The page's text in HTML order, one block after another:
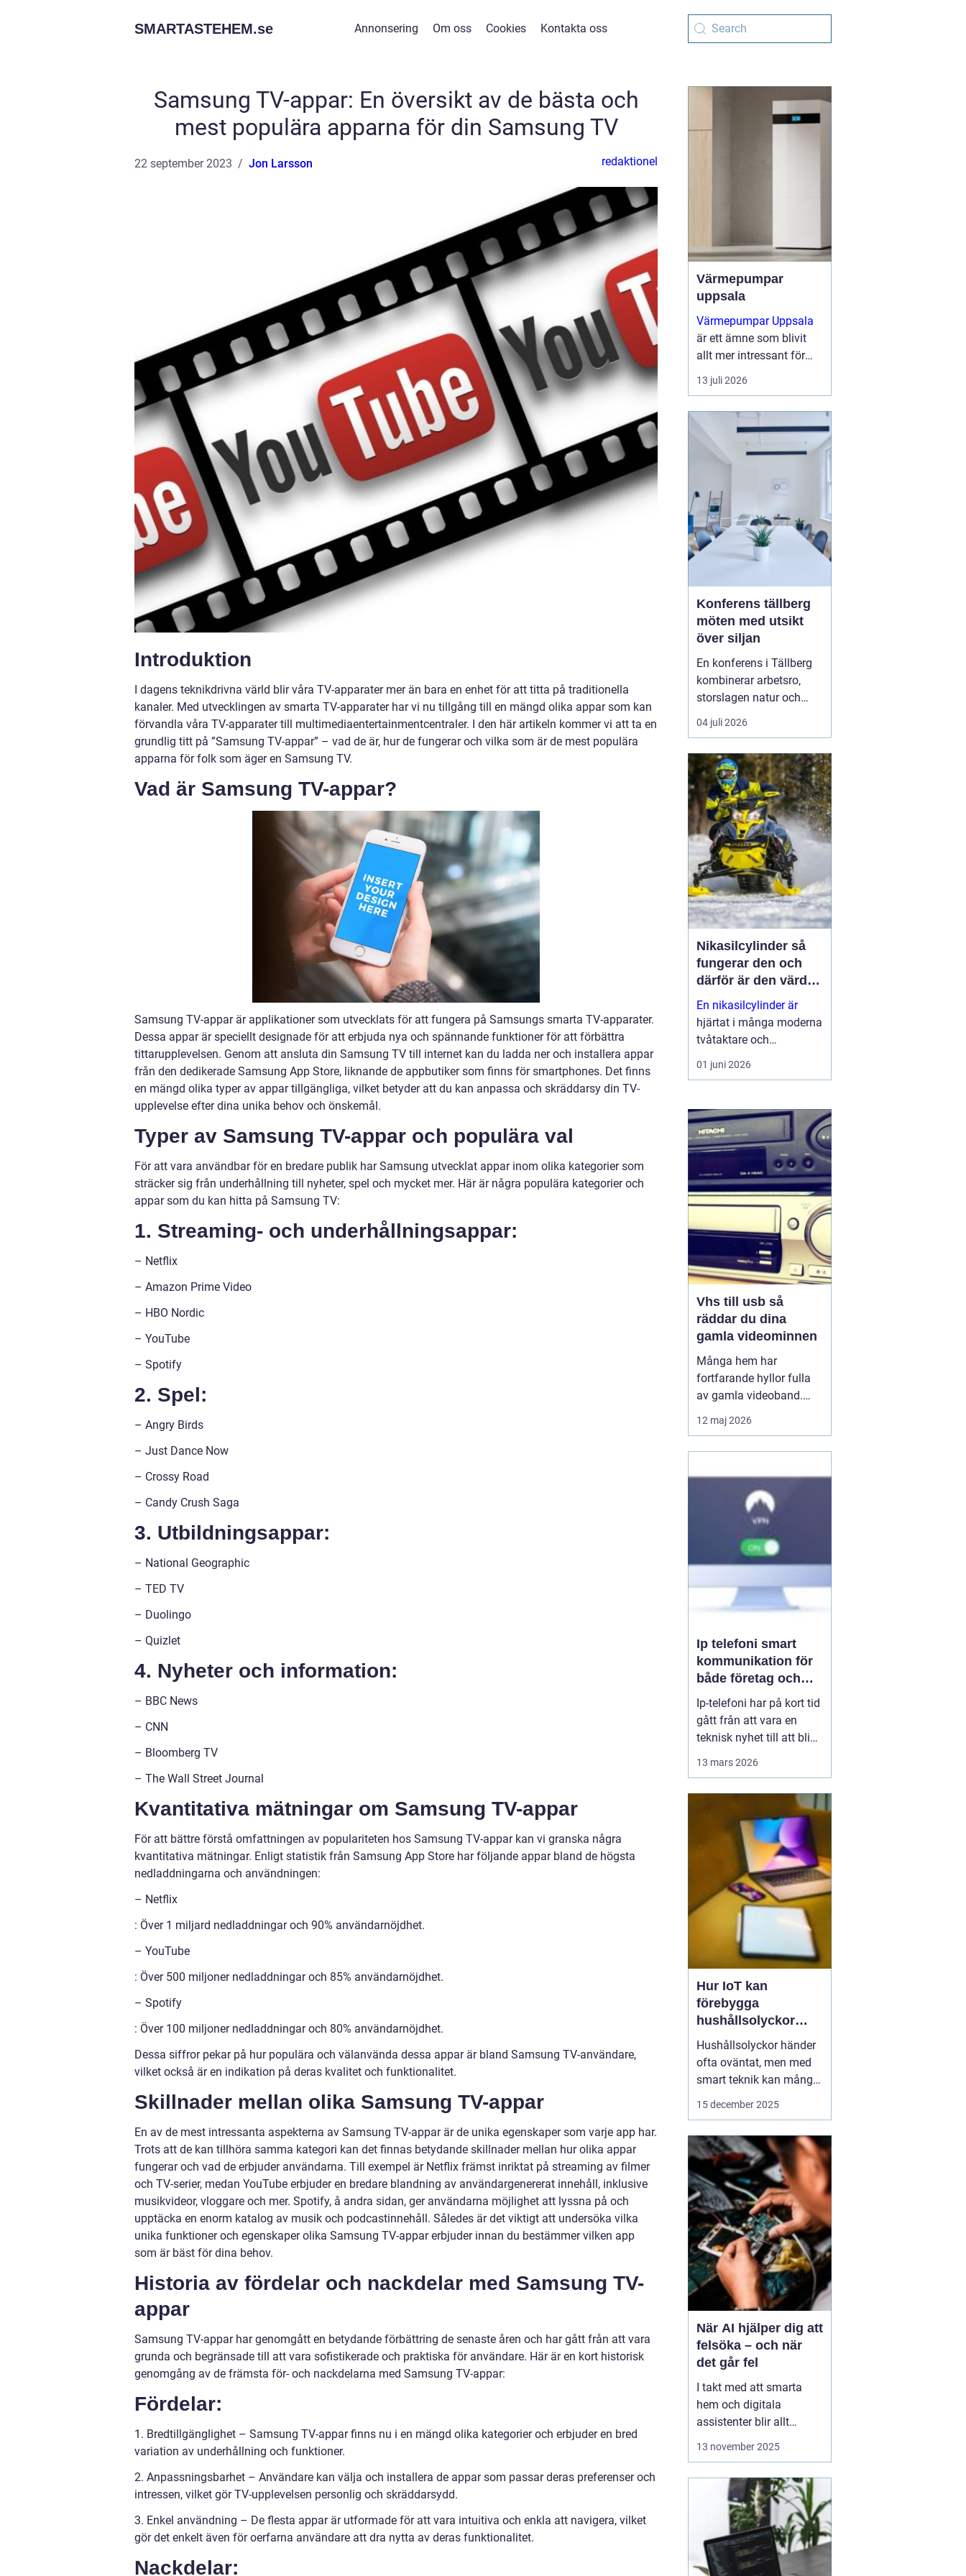
SMARTASTEHEM.se Annonsering Om oss Cookies Kontakta oss
Samsung TV-appar: En översikt av de bästa och
mest populära apparna för din Samsung TV
22 september 2023 Jon Larsson redaktionel
Introduktion
I dagens teknikdrivna värld blir våra TV-apparater mer än bara en enhet för att titta på traditionella
kanaler. Med utvecklingen av smarta TV-apparater har vi nu tillgång till en mängd olika appar som kan
förvandla våra TV-apparater till multimediaentertainmentcentraler. I den här artikeln kommer vi att ta en
grundlig titt på ”Samsung TV-appar” – vad de är, hur de fungerar och vilka som är de mest populära
apparna för folk som äger en Samsung TV.
Vad är Samsung TV-appar?
Samsung TV-appar är applikationer som utvecklats för att fungera på Samsungs smarta TV-apparater.
Dessa appar är speciellt designade för att erbjuda nya och spännande funktioner för att förbättra
tittarupplevelsen. Genom att ansluta din Samsung TV till internet kan du ladda ner och installera appar
från den dedikerade Samsung App Store, liknande de appbutiker som finns för smartphones. Det finns
en mängd olika typer av appar tillgängliga, vilket betyder att du kan anpassa och skräddarsy din TV-
upplevelse efter dina unika behov och önskemål.
Typer av Samsung TV-appar och populära val
För att vara användbar för en bredare publik har Samsung utvecklat appar inom olika kategorier som
sträcker sig från underhållning till nyheter, spel och mycket mer. Här är några populära kategorier och
appar som du kan hitta på Samsung TV:
1. Streaming- och underhållningsappar:
– Netflix
– Amazon Prime Video
– HBO Nordic
– YouTube
– Spotify
2. Spel:
– Angry Birds
– Just Dance Now
– Crossy Road
– Candy Crush Saga
3. Utbildningsappar:
– National Geographic
– TED TV
– Duolingo
– Quizlet
4. Nyheter och information:
– BBC News
– CNN
– Bloomberg TV
– The Wall Street Journal
Kvantitativa mätningar om Samsung TV-appar
För att bättre förstå omfattningen av populariteten hos Samsung TV-appar kan vi granska några
kvantitativa mätningar. Enligt statistik från Samsung App Store har följande appar bland de högsta
nedladdningarna och användningen:
– Netflix
: Över 1 miljard nedladdningar och 90% användarnöjdhet.
– YouTube
: Över 500 miljoner nedladdningar och 85% användarnöjdhet.
– Spotify
: Över 100 miljoner nedladdningar och 80% användarnöjdhet.
Dessa siffror pekar på hur populära och välanvända dessa appar är bland Samsung TV-användare,
vilket också är en indikation på deras kvalitet och funktionalitet.
Skillnader mellan olika Samsung TV-appar
En av de mest intressanta aspekterna av Samsung TV-appar är de unika egenskaper som varje app har.
Trots att de kan tillhöra samma kategori kan det finnas betydande skillnader mellan hur olika appar
fungerar och vad de erbjuder användarna. Till exempel är Netflix främst inriktat på streaming av filmer
och TV-serier, medan YouTube erbjuder en bredare blandning av användargenererat innehåll, inklusive
musikvideor, vloggare och mer. Spotify, å andra sidan, ger användarna möjlighet att lyssna på och
upptäcka en enorm katalog av musik och podcastinnehåll. Således är det viktigt att undersöka vilka
unika funktioner och egenskaper olika Samsung TV-appar erbjuder innan du bestämmer vilken app
som är bäst för dina behov.
Historia av fördelar och nackdelar med Samsung TV-
appar
Samsung TV-appar har genomgått en betydande förbättring de senaste åren och har gått från att vara
grunda och begränsade till att vara sofistikerade och praktiska för användare. Här är en kort historisk
genomgång av de främsta för- och nackdelarna med Samsung TV-appar:
Fördelar:
1. Bredtillgänglighet – Samsung TV-appar finns nu i en mängd olika kategorier och erbjuder en bred
variation av underhållning och funktioner.
2. Anpassningsbarhet – Användare kan välja och installera de appar som passar deras preferenser och
intressen, vilket gör TV-upplevelsen personlig och skräddarsydd.
3. Enkel användning – De flesta appar är utformade för att vara intuitiva och enkla att navigera, vilket
gör det enkelt även för oerfarna användare att dra nytta av deras funktionalitet.
Nackdelar:
Värmepumpar
uppsala
Värmepumpar Uppsala
är ett ämne som blivit
allt mer intressant för
villaägare,
bostadsrättsföreningar
fastighetsägare som vill
sänka sina
energikostnader och
13 juli 2026
Konferens tällberg
möten med utsikt
över siljan
En konferens i Tällberg
kombinerar arbetsro,
storslagen natur och
genuin dalakultur. Här
möts grupper som vill ha
standardlokal med
projektor och block.
Läget vid Siljan, de
klassiska trähusen och
den stilla bymiljön
skapar en inramnin...
04 juli 2026
Nikasilcylinder så
fungerar den och
därför är den värd
att rädda
En nikasilcylinder är
hjärtat i många moderna
tvåtaktare och
högpresterande
fyrtaktsmotorer. När
förlorar motorn både
kraft och livslängd.
Samtidigt går många
cylindrar att rädda till en
b...
01 juni 2026
Vhs till usb så
räddar du dina
gamla videominnen
Många hem har
fortfarande hyllor fulla
av gamla videoband.
Familjefester, barns
första steg, resor och
som sakta bryts ner.
Samtidigt försvinner
fungerande videospelare
från marknaden. För den
som vi...
12 maj 2026
Ip telefoni smart
kommunikation för
både företag och
privatpersoner
Ip-telefoni har på kort tid
gått från att vara en
teknisk nyhet till att bli
ner och mobilen tar över
vår vardag behövs
flexibla lösningar som
kombinerar klassisk
telefoni med modern...
13 mars 2026
Hur IoT kan
förebygga
hushållsolyckor
innan de inträffar
Hushållsolyckor händer
ofta oväntat, men med
smart teknik kan många
av dem förebyggas
Things, gör det möjligt
för hemmet att övervaka
och reagera p...
15 december 2025
När AI hjälper dig att
felsöka – och när
det går fel
I takt med att smarta
hem och digitala
assistenter blir allt
vanligare, har artificiell
tekniska vardag. Vi
frågar AI om allt från
varför Wi-Fi:et plötsligt
kraschar till hur vi &a...
13 november 2025